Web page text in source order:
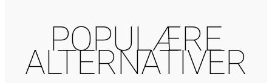
POPULÆRE
ALTERNATIVER